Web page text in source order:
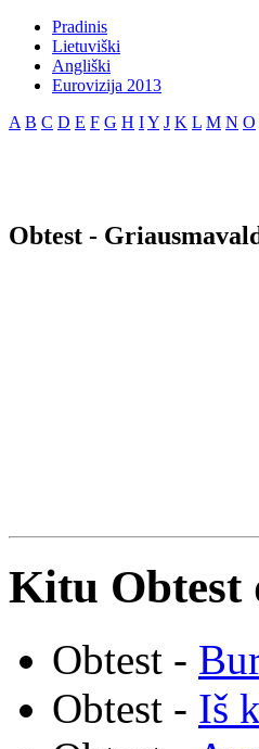
Pradinis
Lietuviški
Angliški
Eurovizija 2013
A B C D E F G H IY J K L M N O
Obtest -
Kitu Obtest
Obtest -
Obtest - Iš